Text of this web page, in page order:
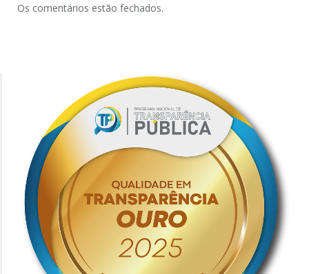
Os comentários estão fechados.